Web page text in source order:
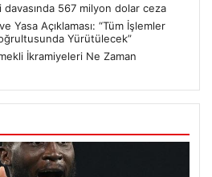
567 milyon dolar ceza
Yasa Açıklaması: “Tüm İşlemler
Yürütülecek”
İkramiyeleri Ne Zaman